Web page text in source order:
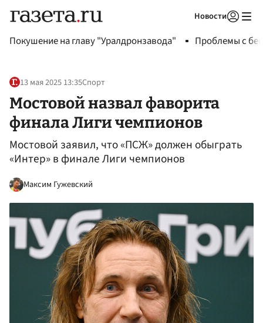
Новости
Покушение на главу "Уралдронзавода" Проблемы с
13 мая 2025 13:35Спорт
Мостовой назвал фаворита
финала Лиги чемпионов
Мостовой заявил, что «ПСЖ» должен обыграть
«Интер» в финале Лиги чемпионов
Максим Гужевский